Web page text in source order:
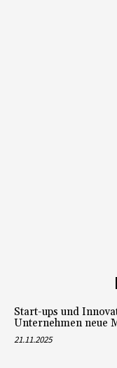
Start-ups und
Unternehmen neue
21.11.2025